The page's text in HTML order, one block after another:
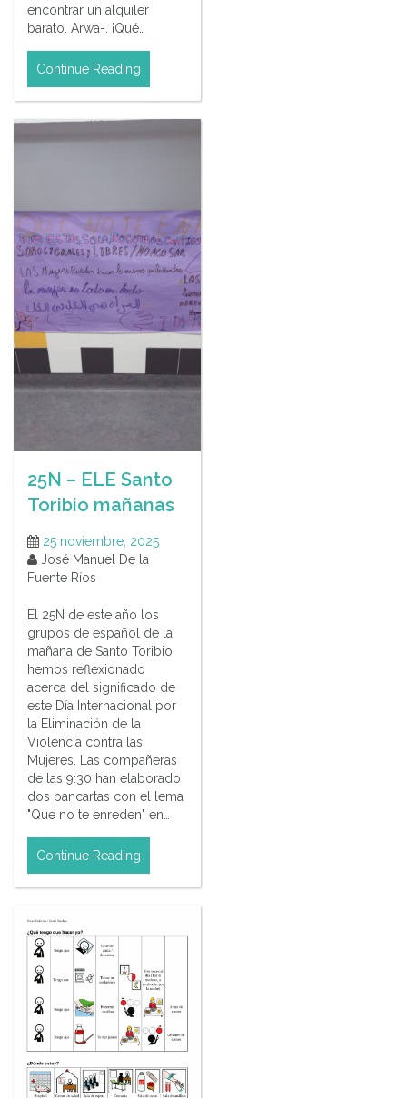
encontrar un alquiler
barato. Arwa-. ¡Qué…
Continue Reading
25N – ELE Santo
Toribio mañanas
25 noviembre, 2025
José Manuel De la
Fuente Ríos
El 25N de este año los
grupos de español de la
mañana de Santo Toribio
hemos reflexionado
acerca del significado de
este Día Internacional por
la Eliminación de la
Violencia contra las
Mujeres. Las compañeras
de las 9:30 han elaborado
dos pancartas con el lema
"Que no te enreden" en…
Continue Reading